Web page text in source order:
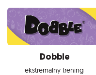
Dobble
ekstremalny trening